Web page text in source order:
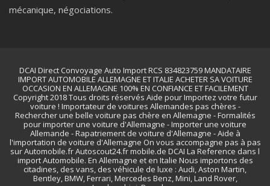
mécanique, négociations.
DCAI Direct Convoyage Auto Import RCS 834823759 MANDATAIRE
IMPORT AUTOMOBILE ALLEMAGNE ET ITALIE ACHETER SA VOITURE
OCCASION EN ALLEMAGNE 100% EN CONFIANCE ET FACILEMENT
Copyright 2018 Tous droits réservés Aide pour Importez votre futur
voiture ! Importateur de voitures Allemandes pas chères -
Rechercher une belle voiture pas chère en Allemagne - Formalités
pour importer une voiture d'Allemagne - Importer une voiture
Allemande - Rapatriement de voiture d'Allemagne - Aide à
l'importation de voiture d'Allemagne On vous accompagne pas à pas
sur Automobile.fr Autoscout24.fr mobile.de DCAI La Reference dans l
import Automobile. En Allemagne et en Italie Nous importons des
citadines, des vans, des véhicule de luxe : Audi, Aston Martin,
Bentley, BMW, Ferrari, Mercedes Benz, Mini, Land Rover,